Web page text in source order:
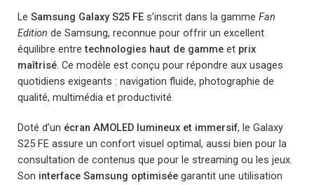
Le Samsung Galaxy S25 FE s’inscrit dans la gamme Fan
Edition de Samsung, reconnue pour offrir un excellent
équilibre entretechnologies haut de gamme et prix
maîtrisé. Ce modèle est conçu pour répondre aux usages
quotidiens exigeants : navigation fluide, photographie de
qualité, multimédia et productivité.
Doté d’un écran AMOLED lumineux et immersif, le Galaxy
S25 FE assure un confort visuel optimal, aussi bien pour la
consultation de contenus que pour le streaming ou les jeux.
Son interface Samsung optimisée garantit une utilisation